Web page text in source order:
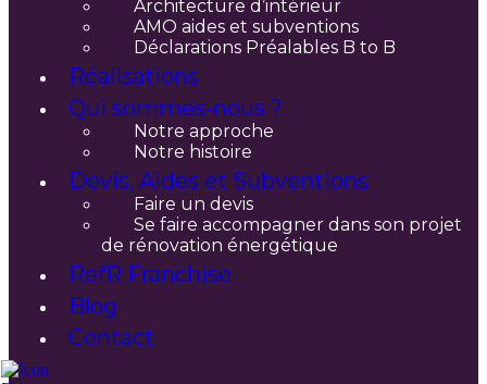
Architecture d’intérieur
AMO aides et subventions
Déclarations Préalables B to B
Réalisations
Qui sommes-nous ?
Notre approche
Notre histoire
Devis, Aides et Subventions
Faire un devis
Se faire accompagner dans son projet
de rénovation énergétique
RefR Franchise
Blog
Contact